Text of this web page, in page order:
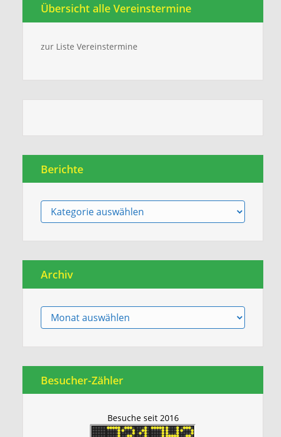
Übersicht alle Vereinstermine
zur Liste Vereinstermine
Berichte
Berichte
Archiv
Archiv
Besucher-Zähler
Besuche seit 2016